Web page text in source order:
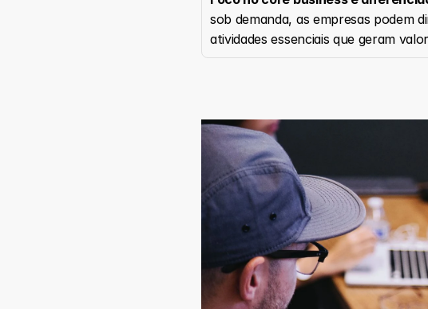
sob demanda, as empresas podem
atividades essenciais que geram